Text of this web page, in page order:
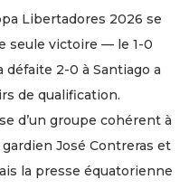
Libertadores 2026 se
seule victoire — le 1-0
défaite 2-0 à Santiago a
de qualification.
d’un groupe cohérent à
José Contreras et
la presse équatorienne